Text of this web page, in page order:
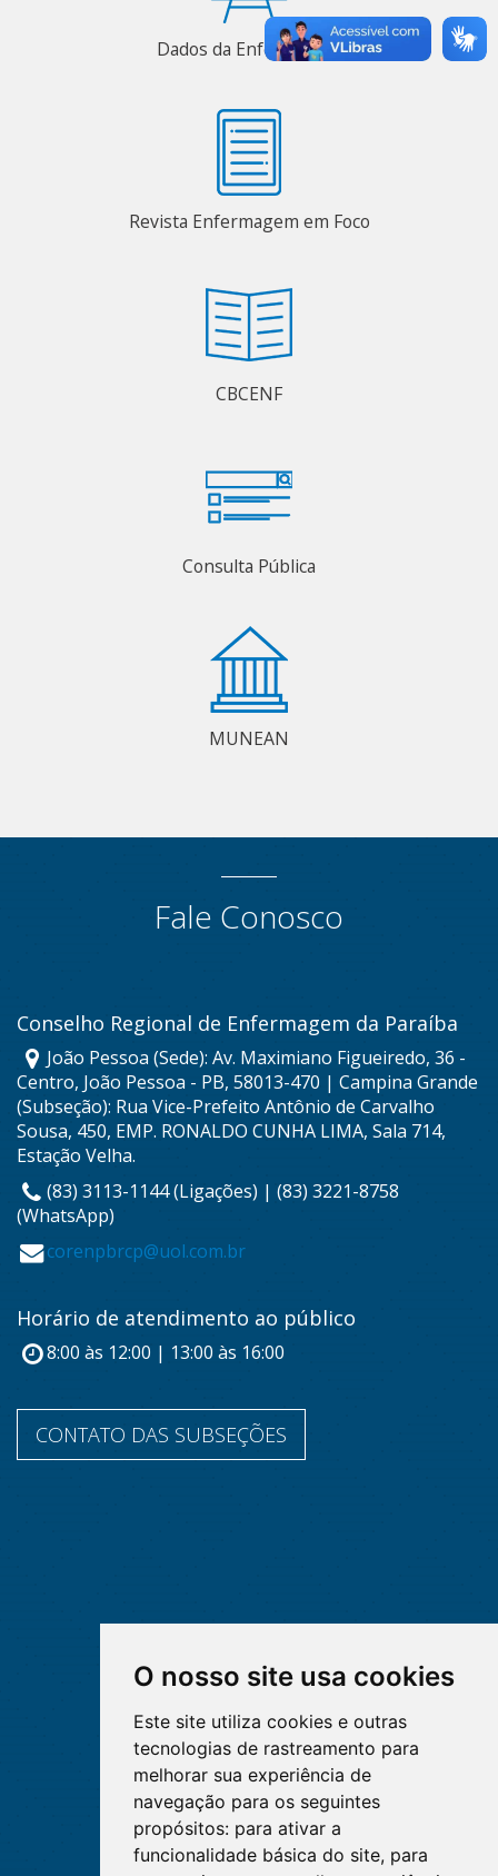
O nosso site usa cookies
Este site utiliza cookies e outras
tecnologias de rastreamento para
melhorar sua experiência de
navegação para os seguintes
propósitos: para ativar a
funcionalidade básica do site, para
Dados da Enfermagem
Revista Enfermagem em Foco
CBCENF
Consulta Pública
MUNEAN
Fale Conosco
Conselho Regional de Enfermagem da Paraíba
João Pessoa (Sede): Av. Maximiano Figueiredo, 36 -
Centro, João Pessoa - PB, 58013-470 | Campina Grande
(Subseção): Rua Vice-Prefeito Antônio de Carvalho
Sousa, 450, EMP. RONALDO CUNHA LIMA, Sala 714,
Estação Velha.
(83) 3113-1144 (Ligações) | (83) 3221-8758
(WhatsApp)
corenpbrcp@uol.com.br
Horário de atendimento ao público
8:00 às 12:00 | 13:00 às 16:00
CONTATO DAS SUBSEÇÕES